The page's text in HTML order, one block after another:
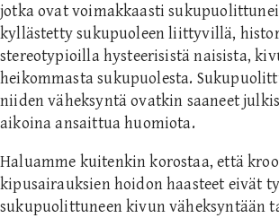
jotka ovat voimakkaasti
kyllästetty sukupuoleen liittyvillä,
stereotypioilla hysteerisistä naisista,
heikommasta sukupuolesta.
niiden väheksyntä ovatkin saaneet
aikoina ansaittua huomiota.
Haluamme kuitenkin korostaa, että
kipusairauksien hoidon haasteet eivät
sukupuolittuneen kivun väheksyntään